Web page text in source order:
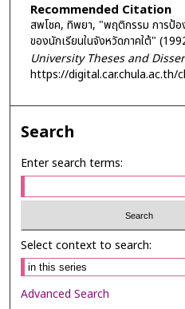
Recommended Citation
สพโชค, ทิพยา, "พฤติกรรม การป้
ของนักเรียนในจังหวัดภาคใต้"
University Theses and
https://digital.car.chula.ac.th/
Search
Enter search terms:
Select context to search:
Advanced Search